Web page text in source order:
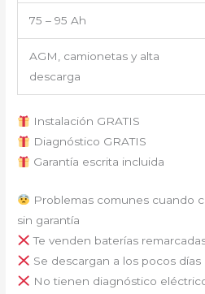
75 – 95 Ah
AGM, camionetas y alta
descarga
Instalación GRATIS
Diagnóstico GRATIS
Garantía escrita incluida
Problemas comunes cuando
sin garantía
Te venden baterías
Se descargan a los pocos días
No tienen diagnóstico